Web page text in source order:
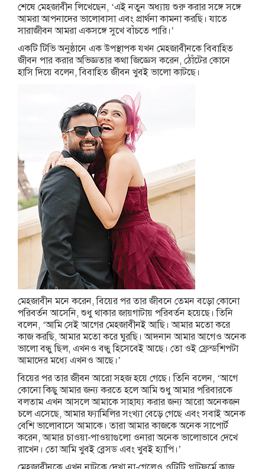
শেষে মেহজাবীন লিখেছেন, ‘এই নতুন অধ্যায় শুরু করার সঙ্গে সঙ্গে
আমরা আপনাদের ভালোবাসা এবং প্রার্থনা কামনা করছি। যাতে
সারাজীবন আমরা একসঙ্গে সুখে বাঁচতে পারি।’
একটি টিভি অনুষ্ঠানে এক উপস্থাপক যখন মেহজাবীনকে বিবাহিত
জীবন পার করার অভিজ্ঞতার কথা জিজ্ঞেস করেন, ঠোঁটের কোনে
হাসি দিয়ে বলেন, বিবাহিত জীবন খুবই ভালো কাটছে।
মেহজাবীন মনে করেন, বিয়ের পর তার জীবনে তেমন বড়ো কোনো
পরিবর্তন আসেনি, শুধু থাকার জায়গাটায় পরিবর্তন হয়েছে। তিনি
বলেন, ‘আমি সেই আগের মেহজাবীনই আছি। আমার মতো করে
কাজ করছি, আমার মতো করে ঘুরছি। আদনান আমার আগেও অনেক
ভালো বন্ধু ছিল, এখনও বন্ধু হিসেবেই আছে। তো ওই ফ্রেন্ডশিপটা
আমাদের মধ্যে এখনও আছে।’
বিয়ের পর তার জীবন আরো সহজ হয়ে গেছে। তিনি বলেন, ‘আগে
কোনো কিছু আমার জন্য করতে হলে আমি শুধু আমার পরিবারকে
বলতাম এখন আসলে আমাকে সাহায্য করার জন্য আরো অনেকজন
চলে এসেছে, আমার ফ্যামিলির সংখ্যা বেড়ে গেছে এবং সবাই অনেক
বেশি ভালোবাসে আমাকে। তারা আমার কাজকে অনেক সাপোর্ট
করেন, আমার চাওয়া-পাওয়াগুলো ওনারা অনেক ভালোভাবে দেখে
রাখেন। তো আমি খুবই ব্লেসড এবং খুবই হ্যাপি।’